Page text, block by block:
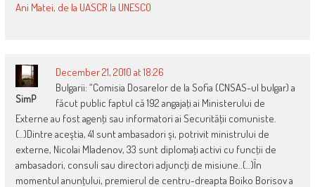
Ani Matei, de la UASCR la UNESCO
SimP
December 21, 2010 at 18:26
Bulgarii: “Comisia Dosarelor de la Sofia (CNSAS-ul bulgar) a
făcut public faptul că 192 angajaţi ai Ministerului de
Externe au fost agenţi sau informatori ai Securităţii comuniste.
(..)Dintre aceştia, 41 sunt ambasadori şi, potrivit ministrului de
externe, Nicolai Mladenov, 33 sunt diplomaţi activi cu funcţii de
ambasadori, consuli sau directori adjuncţi de misiune..(..)În
momentul anunţului, premierul de centru-dreapta Boiko Borisov a